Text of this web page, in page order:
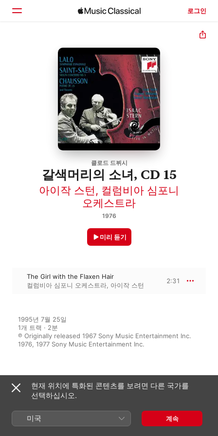
로그인
둘러보기
클로드 드뷔시
갈색머리의 소녀, CD 15
아이작 스턴, 컬럼비아 심포니
오케스트라
1976
미리 듣기
The Girl with the Flaxen Hair
컬럼비아 심포니 오케스트라, 아이작 스턴
2:31
1995년 7월 25일
1개 트랙 · 2분
℗ Originally released 1967 Sony Music Entertainment Inc.
1976, 1977 Sony Music Entertainment Inc.
수록 앨범
Lalo: Symphonie espagnole;
Saint-Saëns: Violin Concerto
No. 3; etc.
현재 위치에 특화된 콘텐츠를 보려면 다른 국가를
선택하십시오.
미국 계속